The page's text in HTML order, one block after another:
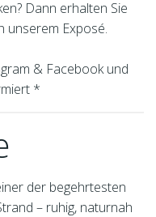
Dann erhalten Sie
unserem Exposé.
& Facebook und
*
der begehrtesten
– ruhig, naturnah